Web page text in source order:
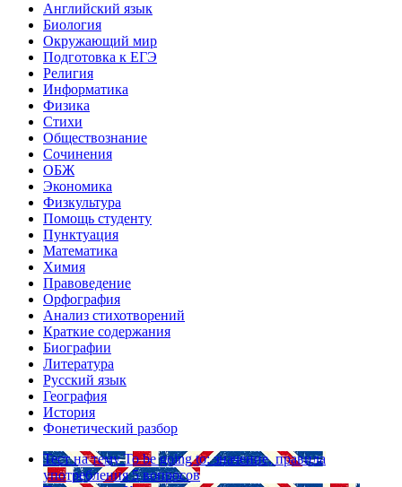
Английский язык
Биология
Окружающий мир
Подготовка к ЕГЭ
Религия
Информатика
Физика
Стихи
Обществознание
Сочинения
ОБЖ
Экономика
Физкультура
Помощь студенту
Пунктуация
Математика
Химия
Правоведение
Орфография
Анализ стихотворений
Краткие содержания
Биографии
Литература
Русский язык
География
История
Фонетический разбор
Тест на тему To be going to: значение, правила
употребления 5 вопросов